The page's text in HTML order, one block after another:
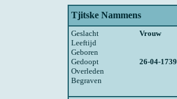
Tjitske Nammens
Geslacht
Vrouw
Leeftijd
Geboren
Gedoopt
26-04-1739
Overleden
Begraven